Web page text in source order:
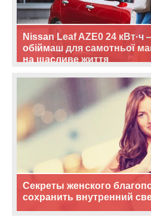
Nissan Leaf AZE0 24 кВт·ч
обіймаш для самотньої
на щасливе життя
Секреты женского
сохранить внутренний